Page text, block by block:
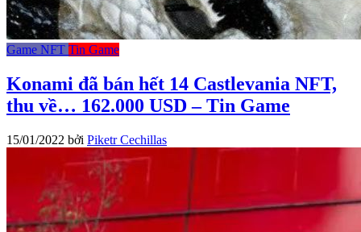
Game NFT Tin Game
Konami đã bán hết 14 Castlevania NFT,
thu về… 162.000 USD – Tin Game
15/01/2022 bởi Piketr Cechillas